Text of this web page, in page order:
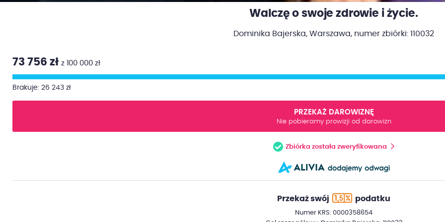
Walczę o swoje zdrowie i życie.
Dominika Bajerska, Warszawa, numer zbiórki: 110032
73 756 zł z 100 000 zł
Brakuje: 26 243 zł
PRZEKAŻ DAROWIZNĘ
Nie pobieramy prowizji od darowizn
Zbiórka została zweryfikowana
Przekaż swój podatku
Numer KRS: 0000358654